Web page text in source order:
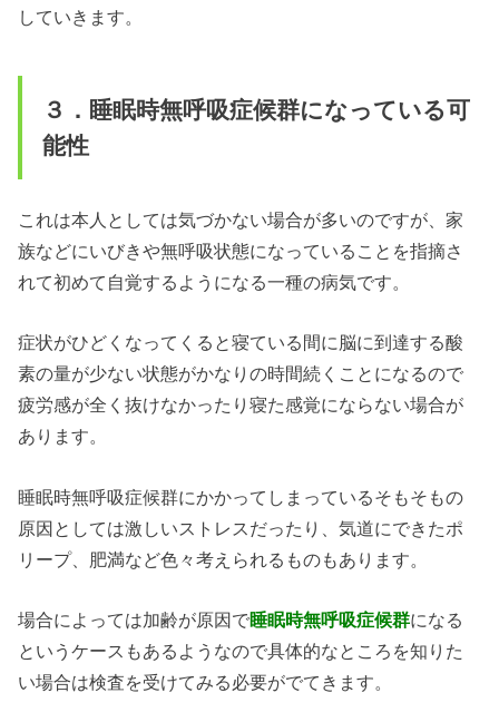
していきます。
３．睡眠時無呼吸症候群になっている可
能性
これは本人としては気づかない場合が多いのですが、家
族などにいびきや無呼吸状態になっていることを指摘さ
れて初めて自覚するようになる一種の病気です。
症状がひどくなってくると寝ている間に脳に到達する酸
素の量が少ない状態がかなりの時間続くことになるので
疲労感が全く抜けなかったり寝た感覚にならない場合が
あります。
睡眠時無呼吸症候群にかかってしまっているそもそもの
原因としては激しいストレスだったり、気道にできたポ
リープ、肥満など色々考えられるものもあります。
場合によっては加齢が原因で睡眠時無呼吸症候群になる
というケースもあるようなので具体的なところを知りた
い場合は検査を受けてみる必要がでてきます。